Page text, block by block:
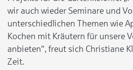
wir auch wieder Seminare und
unterschiedlichen Themen wie
Kochen mit Kräutern für unsere
anbieten“, freut sich Christiane
Zeit.